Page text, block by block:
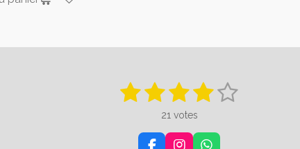
1
2
t
3
é
t
4
é
t
5
t
21 votes